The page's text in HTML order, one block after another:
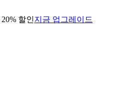
20% 할인지금 업그레이드